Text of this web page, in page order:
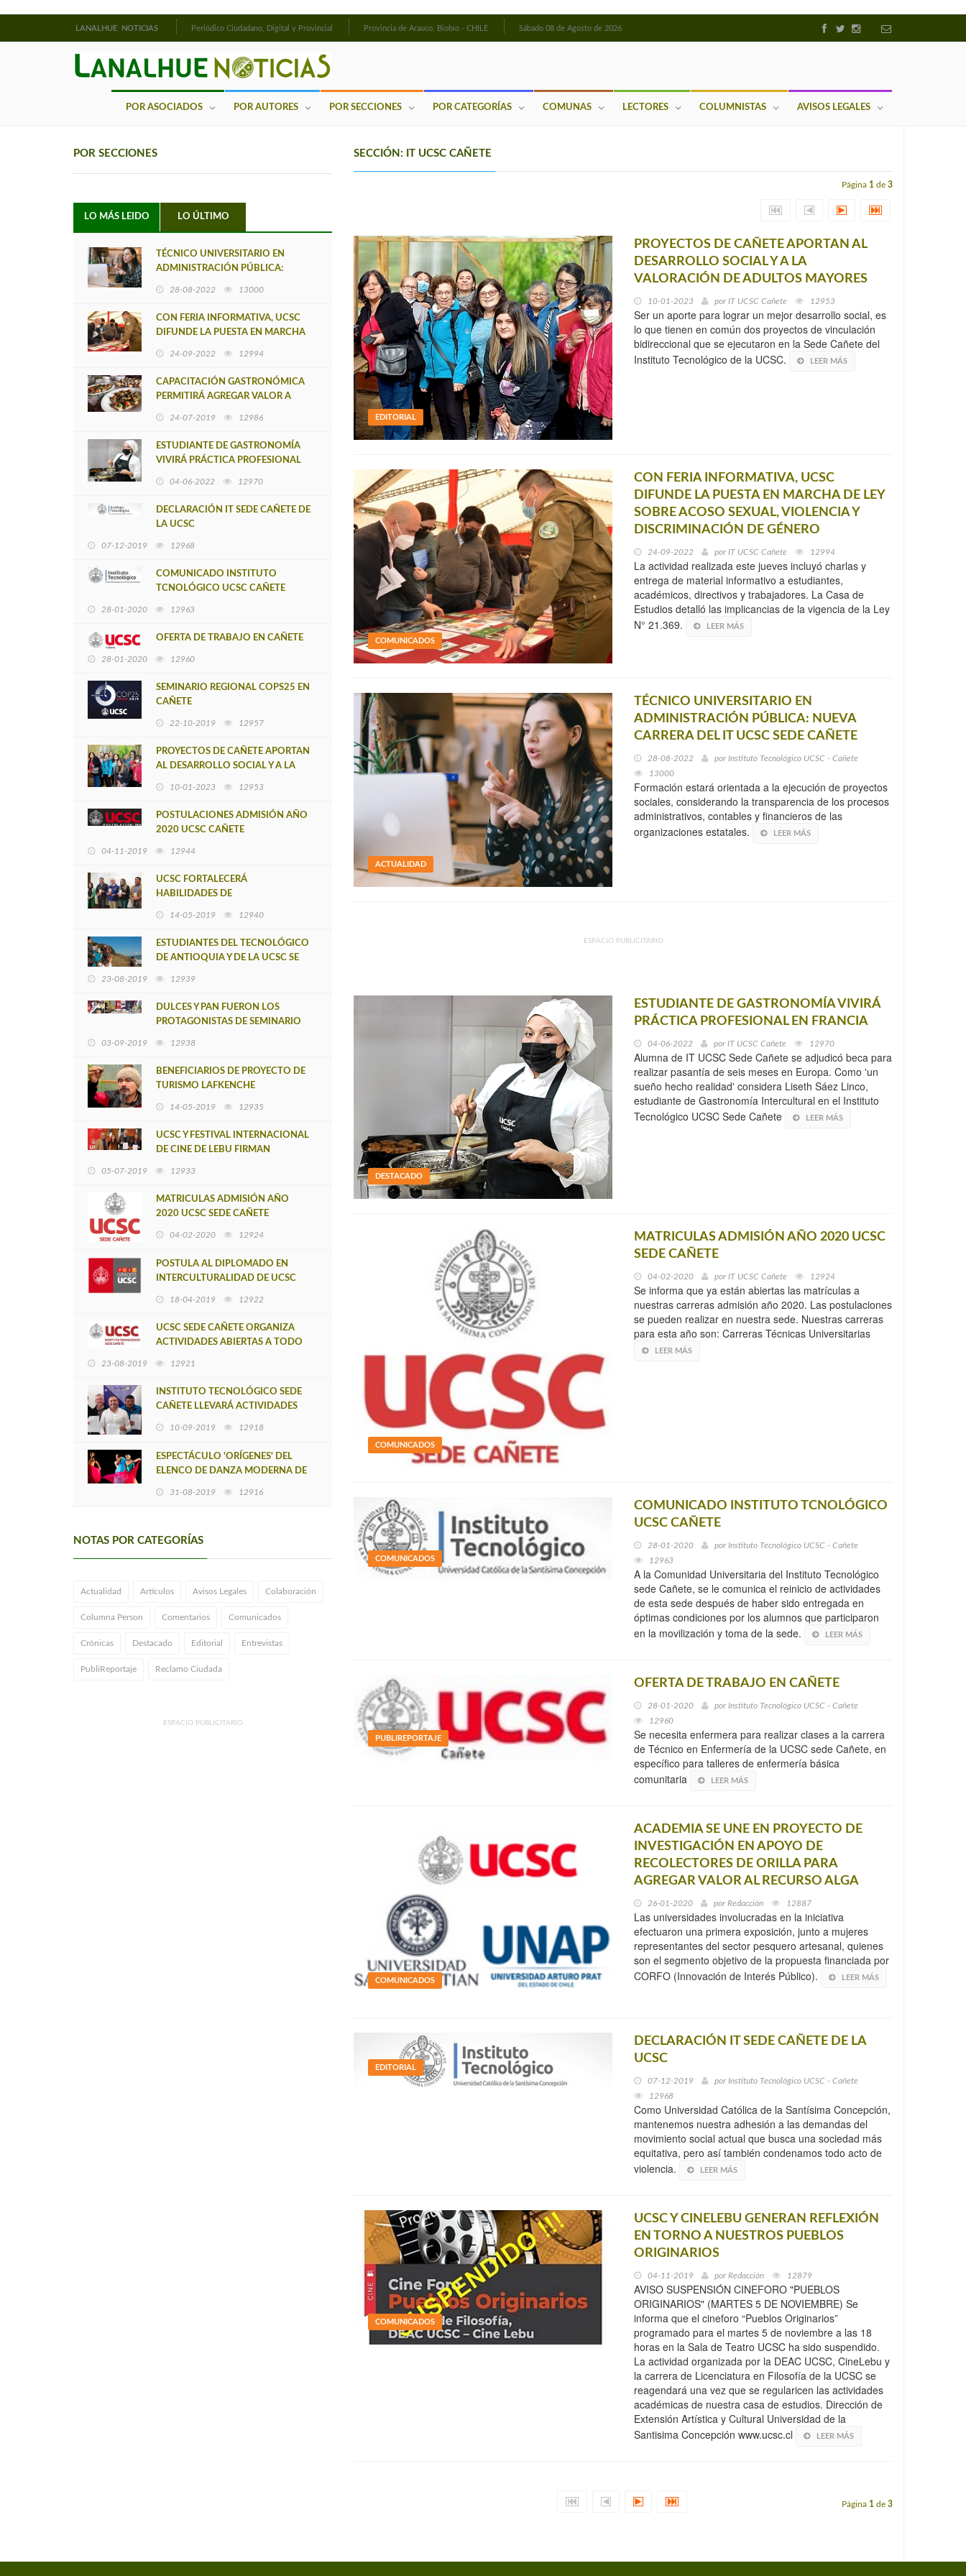
LANALHUE NOTICIAS Periódico Ciudadano, Digital y Provincial Provincia de Arauco, Biobío - CHILE Sábado 08 de Agosto de 2026
POR ASOCIADOS POR AUTORES POR SECCIONES POR CATEGORÍAS COMUNAS LECTORES COLUMNISTAS AVISOS LEGALES
POR SECCIONES
LO MÁS LEIDO LO ÚLTIMO
TÉCNICO UNIVERSITARIO EN
ADMINISTRACIÓN PÚBLICA:
28-08-2022 13000
CON FERIA INFORMATIVA, UCSC
DIFUNDE LA PUESTA EN MARCHA
GÉNERO
24-09-2022 12994
CAPACITACIÓN GASTRONÓMICA
PERMITIRÁ AGREGAR VALOR A
24-07-2019 12986
ESTUDIANTE DE GASTRONOMÍA
VIVIRÁ PRÁCTICA PROFESIONAL
04-06-2022 12970
DECLARACIÓN IT SEDE CAÑETE DE
LA UCSC
07-12-2019 12968
COMUNICADO INSTITUTO
TCNOLÓGICO UCSC CAÑETE
28-01-2020 12963
OFERTA DE TRABAJO EN CAÑETE
28-01-2020 12960
SEMINARIO REGIONAL COPS25 EN
CAÑETE
22-10-2019 12957
PROYECTOS DE CAÑETE APORTAN
AL DESARROLLO SOCIAL Y A LA
10-01-2023 12953
POSTULACIONES ADMISIÓN AÑO
2020 UCSC CAÑETE
04-11-2019 12944
UCSC FORTALECERÁ
HABILIDADES DE
14-05-2019 12940
ESTUDIANTES DEL TECNOLÓGICO
DE ANTIOQUIA Y DE LA UCSC SE
23-08-2019 12939
DULCES Y PAN FUERON LOS
PROTAGONISTAS DE SEMINARIO
03-09-2019 12938
BENEFICIARIOS DE PROYECTO DE
TURISMO LAFKENCHE
14-05-2019 12935
UCSC Y FESTIVAL INTERNACIONAL
DE CINE DE LEBU FIRMAN
05-07-2019 12933
MATRICULAS ADMISIÓN AÑO
2020 UCSC SEDE CAÑETE
04-02-2020 12924
POSTULA AL DIPLOMADO EN
INTERCULTURALIDAD DE UCSC
18-04-2019 12922
UCSC SEDE CAÑETE ORGANIZA
ACTIVIDADES ABIERTAS A TODO
23-08-2019 12921
INSTITUTO TECNOLÓGICO SEDE
CAÑETE LLEVARÁ ACTIVIDADES
10-09-2019 12918
ESPECTÁCULO 'ORÍGENES' DEL
ELENCO DE DANZA MODERNA DE
31-08-2019 12916
NOTAS POR CATEGORÍAS
Actualidad Artículos Avisos Legales Colaboración
Columna Person Comentarios Comunicados
Crónicas Destacado Editorial Entrevistas
PubliReportaje Reclamo Ciudada
ESPACIO PUBLICITARIO
SECCIÓN: IT UCSC CAÑETE
Página 1 de 3
EDITORIAL
PROYECTOS DE CAÑETE APORTAN AL
DESARROLLO SOCIAL Y A LA
VALORACIÓN DE ADULTOS MAYORES
10-01-2023 por IT UCSC Cañete 12953
Ser un aporte para lograr un mejor desarrollo social, es
lo que tienen en común dos proyectos de vinculación
bidireccional que se ejecutaron en la Sede Cañete del
Instituto Tecnológico de la UCSC.
LEER MÁS
COMUNICADOS
CON FERIA INFORMATIVA, UCSC
DIFUNDE LA PUESTA EN MARCHA DE LEY
SOBRE ACOSO SEXUAL, VIOLENCIA Y
DISCRIMINACIÓN DE GÉNERO
24-09-2022 por IT UCSC Cañete 12994
La actividad realizada este jueves incluyó charlas y
entrega de material informativo a estudiantes,
académicos, directivos y trabajadores. La Casa de
Estudios detalló las implicancias de la vigencia de la Ley
N° 21.369.
LEER MÁS
ACTUALIDAD
TÉCNICO UNIVERSITARIO EN
ADMINISTRACIÓN PÚBLICA: NUEVA
CARRERA DEL IT UCSC SEDE CAÑETE
28-08-2022 por Instituto Tecnológico UCSC - Cañete
13000
Formación estará orientada a la ejecución de proyectos
sociales, considerando la transparencia de los procesos
administrativos, contables y financieros de las
organizaciones estatales.
LEER MÁS
ESPACIO PUBLICITARIO
DESTACADO
ESTUDIANTE DE GASTRONOMÍA VIVIRÁ
PRÁCTICA PROFESIONAL EN FRANCIA
04-06-2022 por IT UCSC Cañete 12970
Alumna de IT UCSC Sede Cañete se adjudicó beca para
realizar pasantía de seis meses en Europa. Como 'un
sueño hecho realidad' considera Liseth Sáez Linco,
estudiante de Gastronomía Intercultural en el Instituto
Tecnológico UCSC Sede Cañete
LEER MÁS
COMUNICADOS
MATRICULAS ADMISIÓN AÑO 2020 UCSC
SEDE CAÑETE
04-02-2020 por IT UCSC Cañete 12924
Se informa que ya están abiertas las matrículas a
nuestras carreras admisión año 2020. Las postulaciones
se pueden realizar en nuestra sede. Nuestras carreras
para esta año son: Carreras Técnicas Universitarias
LEER MÁS
COMUNICADOS
COMUNICADO INSTITUTO TCNOLÓGICO
UCSC CAÑETE
28-01-2020 por Instituto Tecnológico UCSC - Cañete
12963
A la Comunidad Universitaria del Instituto Tecnológico
sede Cañete, se le comunica el reinicio de actividades
de esta sede después de haber sido entregada en
óptimas condiciones por los alumnos que participaron
en la movilización y toma de la sede.
LEER MÁS
PUBLIREPORTAJE
OFERTA DE TRABAJO EN CAÑETE
28-01-2020 por Instituto Tecnológico UCSC - Cañete
12960
Se necesita enfermera para realizar clases a la carrera
de Técnico en Enfermería de la UCSC sede Cañete, en
específico para talleres de enfermería básica
comunitaria
LEER MÁS
COMUNICADOS
ACADEMIA SE UNE EN PROYECTO DE
INVESTIGACIÓN EN APOYO DE
RECOLECTORES DE ORILLA PARA
AGREGAR VALOR AL RECURSO ALGA
26-01-2020 por Redacción 12887
Las universidades involucradas en la iniciativa
efectuaron una primera exposición, junto a mujeres
representantes del sector pesquero artesanal, quienes
son el segmento objetivo de la propuesta financiada por
CORFO (Innovación de Interés Público).
LEER MÁS
EDITORIAL
DECLARACIÓN IT SEDE CAÑETE DE LA
UCSC
07-12-2019 por Instituto Tecnológico UCSC - Cañete
12968
Como Universidad Católica de la Santísima Concepción,
mantenemos nuestra adhesión a las demandas del
movimiento social actual que busca una sociedad más
equitativa, pero así también condenamos todo acto de
violencia.
LEER MÁS
COMUNICADOS
UCSC Y CINELEBU GENERAN REFLEXIÓN
EN TORNO A NUESTROS PUEBLOS
ORIGINARIOS
04-11-2019 por Redacción 12879
AVISO SUSPENSIÓN CINEFORO "PUEBLOS
ORIGINARIOS" (MARTES 5 DE NOVIEMBRE) Se
informa que el cineforo “Pueblos Originarios”
programado para el martes 5 de noviembre a las 18
horas en la Sala de Teatro UCSC ha sido suspendido.
La actividad organizada por la DEAC UCSC, CineLebu y
la carrera de Licenciatura en Filosofía de la UCSC se
reagendará una vez que se regularicen las actividades
académicas de nuestra casa de estudios. Dirección de
Extensión Artística y Cultural Universidad de la
Santisima Concepción www.ucsc.cl
LEER MÁS
Página 1 de 3